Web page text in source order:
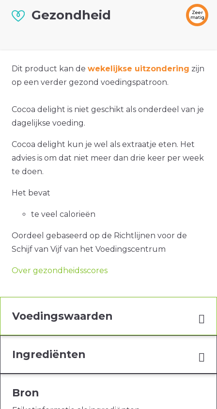
Gezondheid
Zeer
matig
Dit product kan de wekelijkse uitzondering zijn
op een verder gezond voedingspatroon.
Cocoa delight is niet geschikt als onderdeel van je
dagelijkse voeding.
Cocoa delight kun je wel als extraatje eten. Het
advies is om dat niet meer dan drie keer per week
te doen.
Het bevat
te veel calorieën
Oordeel gebaseerd op de Richtlijnen voor de
Schijf van Vijf van het Voedingscentrum
Over gezondheidsscores
Voedingswaarden
Ingrediënten
Bron